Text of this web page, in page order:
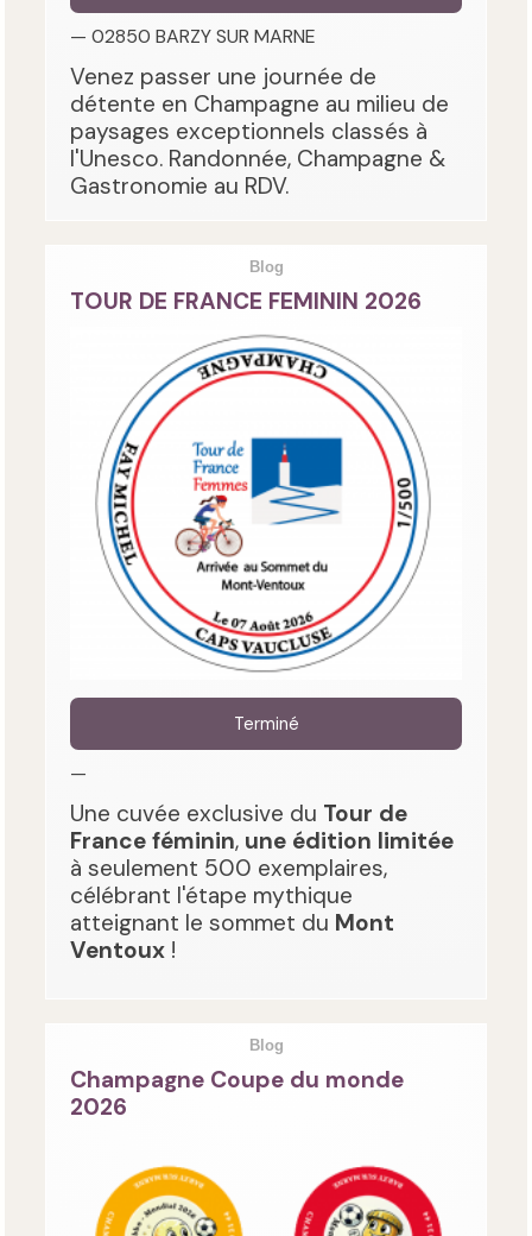
— 02850 BARZY SUR MARNE
Venez passer une journée de
détente en Champagne au milieu de
paysages exceptionnels classés à
l'Unesco. Randonnée, Champagne &
Gastronomie au RDV.
Blog
TOUR DE FRANCE FEMININ 2026
Terminé
—
Une cuvée exclusive du Tour de
France féminin, une édition limitée
à seulement 500 exemplaires,
célébrant l'étape mythique
atteignant le sommet du Mont
Ventoux !
Blog
Champagne Coupe du monde
2026